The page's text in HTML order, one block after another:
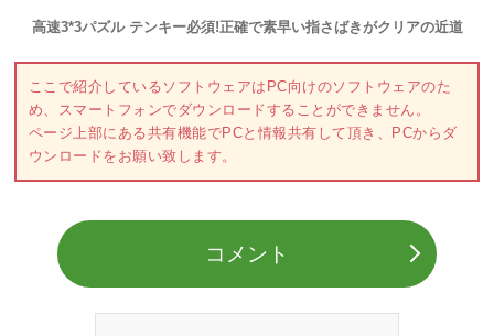
高速3*3パズル テンキー必須!正確で素早い指さばきがクリアの近道
ここで紹介しているソフトウェアはPC向けのソフトウェアのた
め、スマートフォンでダウンロードすることができません。
ページ上部にある共有機能でPCと情報共有して頂き、PCからダ
ウンロードをお願い致します。
コメント